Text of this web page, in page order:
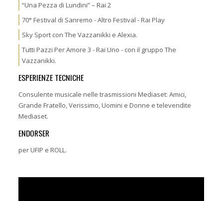
“Una Pezza di Lundini” – Rai 2
70° Festival di Sanremo - Altro Festival - Rai Play
Sky Sport con The Vazzanikki e Alexia.
Tutti Pazzi Per Amore 3 - Rai Uno - con il gruppo The
Vazzanikki.
ESPERIENZE TECNICHE
Consulente musicale nelle trasmissioni Mediaset: Amici,
Grande Fratello, Verissimo, Uomini e Donne e televendite
Mediaset.
ENDORSER
per UFIP e ROLL.